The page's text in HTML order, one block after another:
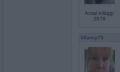
Antal inlägg:
2676
lillamy75